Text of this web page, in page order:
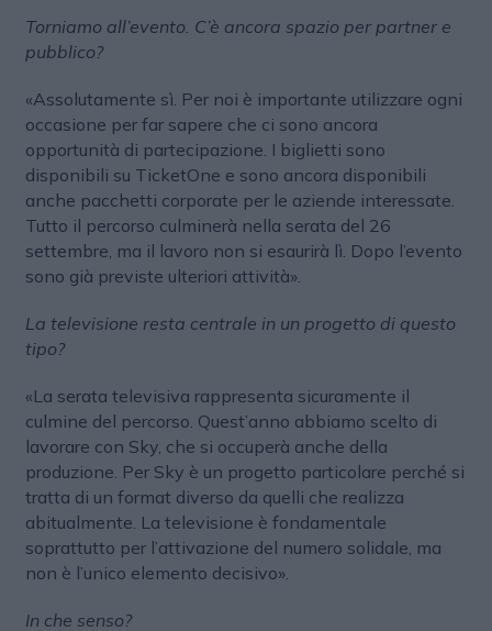
Torniamo all’evento. C’è ancora spazio per partner e
pubblico?
«Assolutamente sì. Per noi è importante utilizzare ogni
occasione per far sapere che ci sono ancora
opportunità di partecipazione. I biglietti sono
disponibili su TicketOne e sono ancora disponibili
anche pacchetti corporate per le aziende interessate.
Tutto il percorso culminerà nella serata del 26
settembre, ma il lavoro non si esaurirà lì. Dopo l’evento
sono già previste ulteriori attività».
La televisione resta centrale in un progetto di questo
tipo?
«La serata televisiva rappresenta sicuramente il
culmine del percorso. Quest’anno abbiamo scelto di
lavorare con Sky, che si occuperà anche della
produzione. Per Sky è un progetto particolare perché si
tratta di un format diverso da quelli che realizza
abitualmente. La televisione è fondamentale
soprattutto per l’attivazione del numero solidale, ma
non è l’unico elemento decisivo».
In che senso?